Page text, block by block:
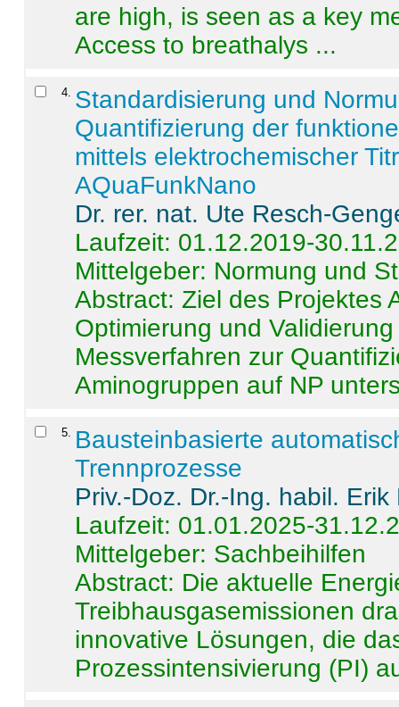
are high, is seen as a key
Access to breathalys ...
4 Standardisierung und
Quantifizierung der
mittels elektrochemischer
AQuaFunkNano
Dr. rer. nat. Ute Resch-
Laufzeit: 01.12.2019-
Mittelgeber: Normung und
Abstract:Ziel des Projektes
Optimierung und
Messverfahren zur
Aminogruppen auf NP
5
Bausteinbasierte
Trennprozesse
Priv.-Doz. Dr.-Ing. habil. Erik
Laufzeit: 01.01.2025-
Mittelgeber: Sachbeihilfen
Abstract: Die aktuelle
Treibhausgasemissionen
innovative Lösungen, die
Prozessintensivierung (PI)